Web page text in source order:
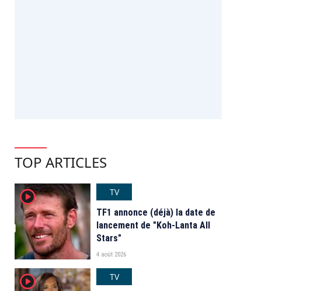
TOP ARTICLES
player2
TV
TF1 annonce (déjà) la date de
lancement de "Koh-Lanta All
Stars"
4 août 2026
player2
TV